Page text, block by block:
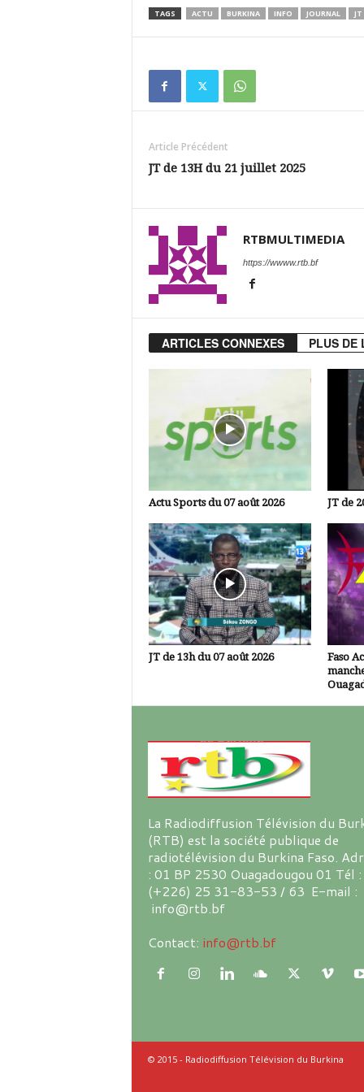
TAGS ACTU BURKINA INFO JOURNAL JT
Article Précédent
JT de 13H du 21 juillet 2025
RTBMULTIMEDIA
https://wwww.rtb.bf
ARTICLES CONNEXES PLUS DE
Actu Sports du 07 août 2026 JT de
JT de 13h du 07 août 2026
Faso
La Radiodiffusion Télévision du
(RTB) est la société publique de
radiotélévision du Burkina Faso.
: 01 BP 2530 Ouagadougou 01 Tél :
(+226) 25 31-83-53 / 63 E-mail :
info@rtb.bf
Contact: info@rtb.bf
© 2015 - Radiodiffusion Télévision du Burkina